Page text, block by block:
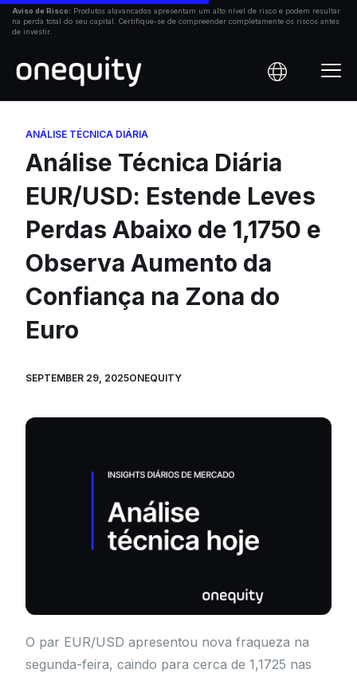
SkipAviso de Risco: Produtos alavancados apresentam um alto nível de risco e podem resultar
na perda total do seu capital. Certifique-se de compreender completamente os riscos antes
de investir.
ANÁLISE TÉCNICA DIÁRIA
Análise Técnica Diária
EUR/USD: Estende Leves
Perdas Abaixo de 1,1750 e
Observa Aumento da
Confiança na Zona do
Euro
SEPTEMBER 29, 2025ONEQUITY
O par EUR/USD apresentou nova fraqueza na
segunda-feira, caindo para cerca de 1,1725 nas